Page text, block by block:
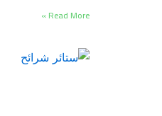
Read More »